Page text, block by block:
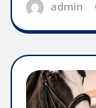
admin